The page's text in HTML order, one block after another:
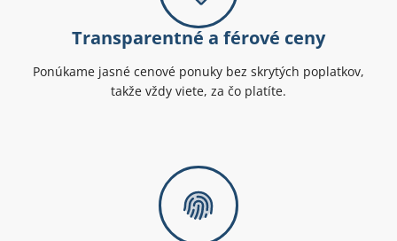
Transparentné a férové ceny
Ponúkame jasné cenové ponuky bez skrytých poplatkov,
takže vždy viete, za čo platíte.